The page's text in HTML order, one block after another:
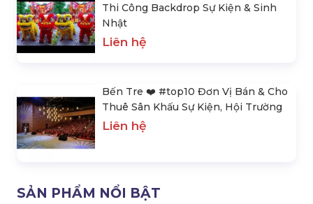
Thi Công Backdrop Sự Kiện & Sinh
Nhật
Liên hệ
Bến Tre ❤️️ #top10 Đơn Vị Bán & Cho
Thuê Sân Khấu Sự Kiện, Hội Trường
Liên hệ
SẢN PHẨM NỔI BẬT